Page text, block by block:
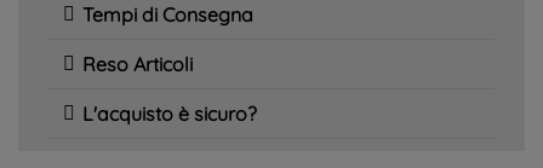
Tempi di Consegna
Reso Articoli
L'acquisto è sicuro?